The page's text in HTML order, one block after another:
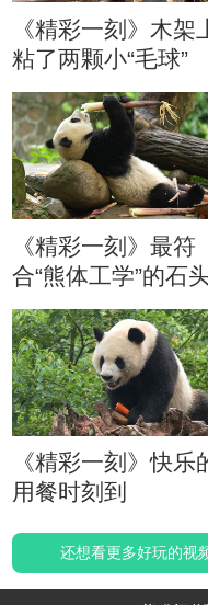
《精彩一刻》木架
粘了两颗小“毛球”
《精彩一刻》最符
合“熊体工学”的石
《精彩一刻》快乐
用餐时刻到
还想看更多好玩的视